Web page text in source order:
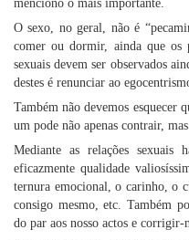
menciono o mais importante.
O sexo, no geral, não é
comer ou dormir, ainda que os
sexuais devem ser observados
destes é renunciar ao
Também não devemos esquecer
um pode não apenas contrair,
Mediante as relações sexuais
eficazmente qualidade
ternura emocional, o carinho, o
consigo mesmo, etc. Também
do par aos nosso actos e corrigir-